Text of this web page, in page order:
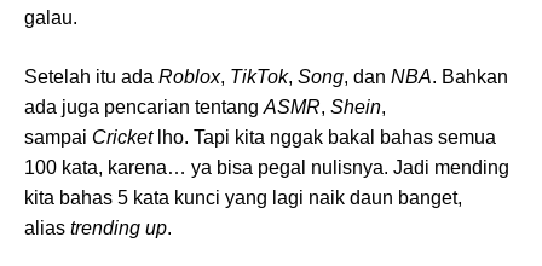
galau.
Setelah itu ada Roblox, TikTok, Song, dan NBA. Bahkan
ada juga pencarian tentangASMR, Shein,
sampai Cricketlho. Tapi kita nggak bakal bahas semua
100 kata, karena… ya bisa pegal nulisnya. Jadi mending
kita bahas 5 kata kunci yang lagi naik daun banget,
alias trending up.